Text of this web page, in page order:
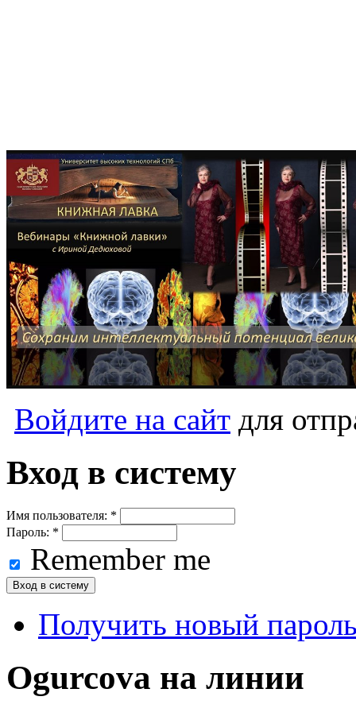
Войдите на сайт для
Вход в систему
Имя пользователя: *
Пароль: *
Remember me
Получить новый
Ogurcova на линии